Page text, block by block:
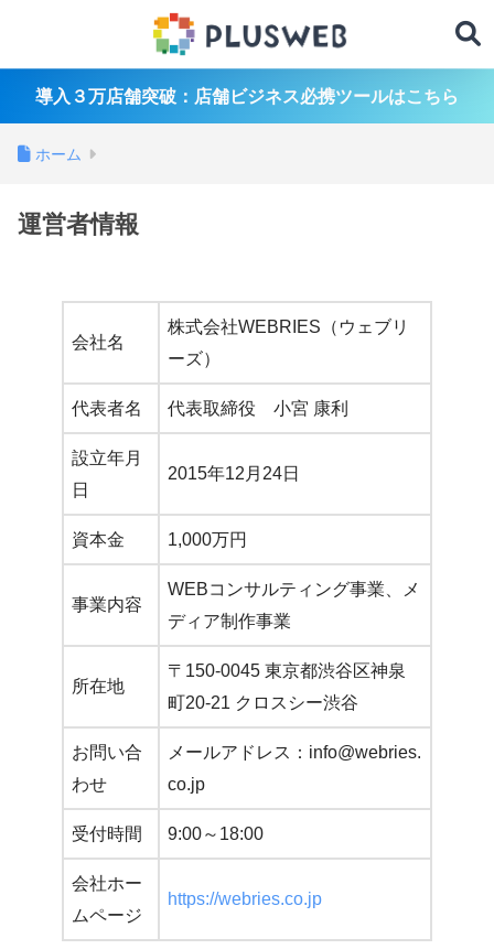
導入３万店舗突破：店舗ビジネス必携ツールはこちら
ホーム
運営者情報
会社名
株式会社WEBRIES（ウェブリ
ーズ）
代表者名 代表取締役 小宮 康利
設立年月
日
2015年12月24日
資本金 1,000万円
事業内容
WEBコンサルティング事業、メ
ディア制作事業
所在地
〒150-0045 東京都渋谷区神泉
町20-21 クロスシー渋谷
お問い合
わせ
メールアドレス：info@webries.
co.jp
受付時間 9:00～18:00
会社ホー
ムページ
https://webries.co.jp